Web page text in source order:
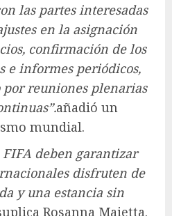
las partes interesadas
en la asignación
confirmación de los
e informes periódicos,
por reuniones plenarias
añadió un
mundial.
FIFA deben garantizar
disfruten de
y una estancia sin
Rosanna Maietta.